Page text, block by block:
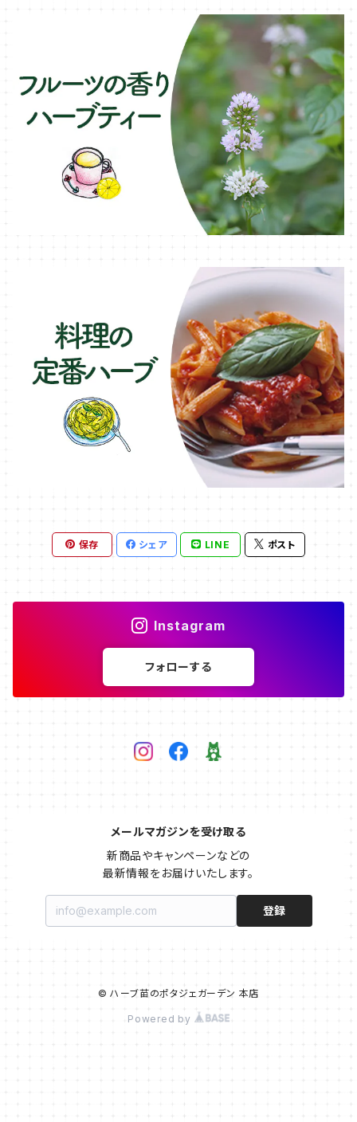
保存 シェア LINE ポスト
Instagram
フォローする
メールマガジンを受け取る
新商品やキャンペーンなどの
最新情報をお届けいたします。
登録
© ハーブ苗のポタジェガーデン 本店
Powered by